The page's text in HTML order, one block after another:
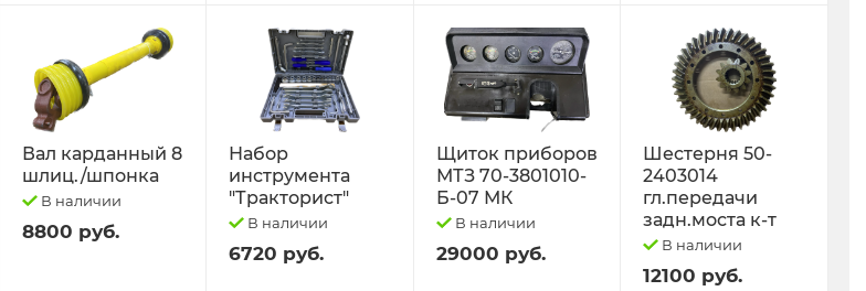
Вал карданный 8
шлиц./шпонка
В наличии
8800 руб.
Набор
инструмента
"Тракторист"
В наличии
6720 руб.
Щиток приборов
МТЗ 70-3801010-
Б-07 МК
В наличии
29000 руб.
Шестерня 50-
2403014
гл.передачи
задн.моста к-т
В наличии
12100 руб.